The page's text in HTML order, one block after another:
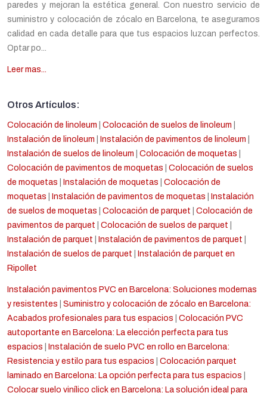
paredes y mejoran la estética general. Con nuestro servicio de
suministro y colocación de zócalo en Barcelona, te aseguramos
calidad en cada detalle para que tus espacios luzcan perfectos.
Optar po...
Leer mas...
Otros Artículos:
Colocación de linoleum Colocación de suelos de linoleum
Instalación de linoleum
Instalación de pavimentos de linoleum
Instalación de suelos de linoleum
Colocación de moquetas
Colocación de pavimentos de moquetas
Colocación de suelos
de moquetas
Instalación de moquetas
Colocación de
moquetas
Instalación de pavimentos de moquetas
Instalación
de suelos de moquetas
Colocación de parquet
Colocación de
pavimentos de parquet
Colocación de suelos de parquet
Instalación de parquet
Instalación de pavimentos de parquet
Instalación de suelos de parquet
Instalación de parquet en
Ripollet
Instalación pavimentos PVC en Barcelona: Soluciones modernas
y resistentes
Suministro y colocación de zócalo en Barcelona:
Acabados profesionales para tus espacios
Colocación PVC
autoportante en Barcelona: La elección perfecta para tus
espacios
Instalación de suelo PVC en rollo en Barcelona:
Resistencia y estilo para tus espacios
Colocación parquet
laminado en Barcelona: La opción perfecta para tus espacios
Colocar suelo vinílico click en Barcelona: La solución ideal para